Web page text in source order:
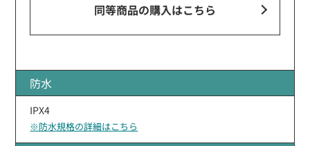
同等商品の購入はこちら
防水
IPX4
※防水規格の詳細はこちら